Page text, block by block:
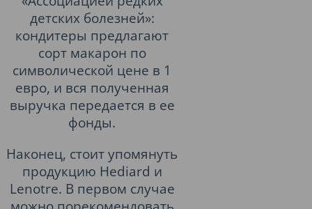
детских болезней»:
кондитеры предлагают
сорт макарон по
символической цене в 1
евро, и вся полученная
выручка передается в ее
фонды.
Наконец, стоит упомянуть
продукцию Hediard и
Lenоtre. В первом случае